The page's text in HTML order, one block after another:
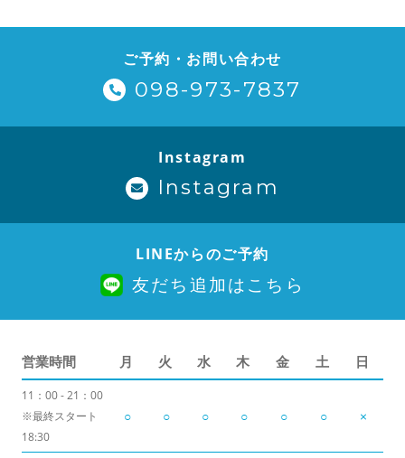
ご予約・お問い合わせ
098-973-7837
Instagram
Instagram
LINEからのご予約
友だち追加はこちら
営業時間 月 火 水 木 金 土 日
11：00 - 21：00
※最終スタート
18:30
○ ○ ○ ○ ○ ○ ×